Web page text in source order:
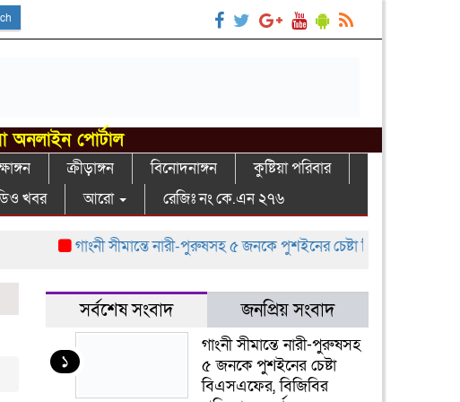
অনলাইন পোর্টাল
ক্রীড়াঙ্গন বিনোদনাঙ্গন
কুষ্টিয়া পরিবার
খবর আরো রেজিঃ নং কে.এন ২৭৬
গাংনী সীমান্তে নারী-পুরুষসহ ৫ জনকে পুশইনের চেষ্টা বিএসএফের, বিজিবির
সর্বশেষ সংবাদ জনপ্রিয় সংবাদ
১
গাংনী সীমান্তে নারী-পুরুষসহ
৫ জনকে পুশইনের চেষ্টা
বিএসএফের, বিজিবির